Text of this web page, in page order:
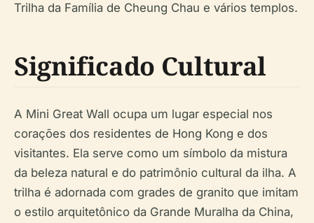
Trilha da Família de Cheung Chau e vários templos.
Significado Cultural
A Mini Great Wall ocupa um lugar especial nos
corações dos residentes de Hong Kong e dos
visitantes. Ela serve como um símbolo da mistura
da beleza natural e do patrimônio cultural da ilha. A
trilha é adornada com grades de granito que imitam
o estilo arquitetônico da Grande Muralha da China,